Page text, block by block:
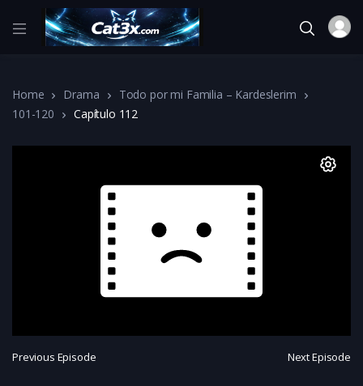
Home Drama
Todo por mi Familia – Kardeslerim
101-120
Capítulo 112
Previous Episode Next Episode